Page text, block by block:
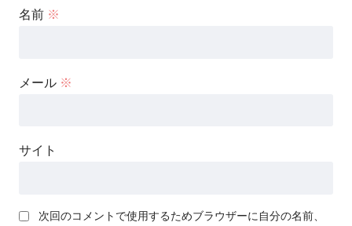
名前 ※
メール ※
サイト
次回のコメントで使用するためブラウザーに自分の名前、